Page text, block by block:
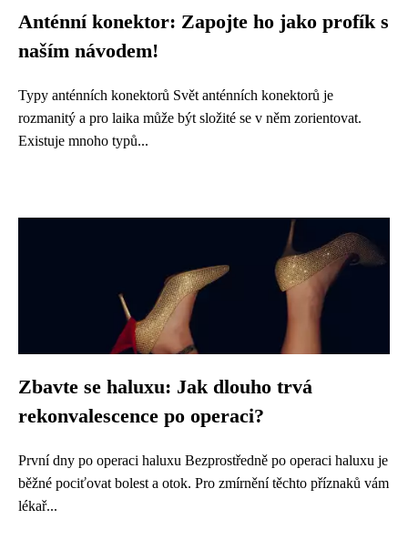
Anténní konektor: Zapojte ho jako profík s
naším návodem!
Typy anténních konektorů Svět anténních konektorů je
rozmanitý a pro laika může být složité se v něm zorientovat.
Existuje mnoho typů...
Zbavte se haluxu: Jak dlouho trvá
rekonvalescence po operaci?
První dny po operaci haluxu Bezprostředně po operaci haluxu je
běžné pociťovat bolest a otok. Pro zmírnění těchto příznaků vám
lékař...